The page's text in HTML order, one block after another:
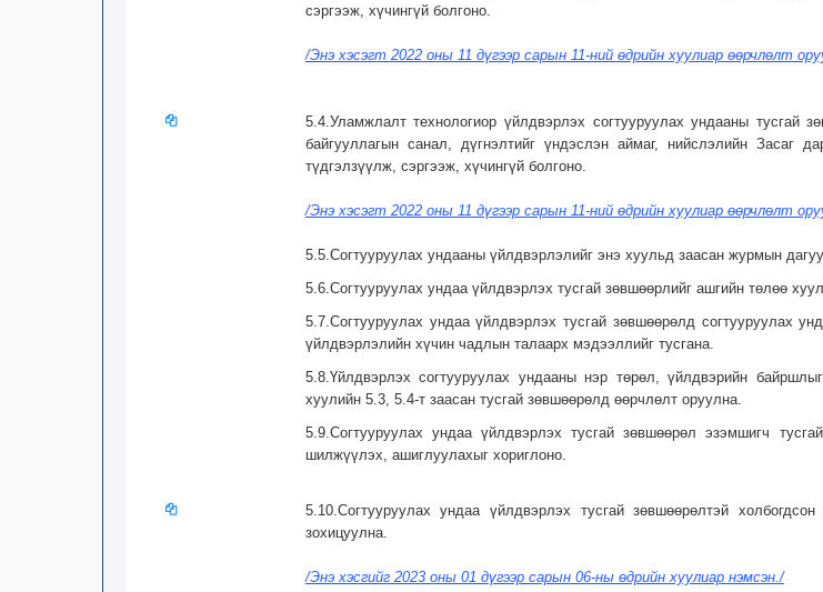
сэргээж, хүчингүй болгоно.
/Энэ хэсэгт 2022 оны 11 дүгээр сарын 11-ний өдрийн хуулиар өөрчлөлт
5.4.Уламжлалт технологиор үйлдвэрлэх согтууруулах ундааны тусгай
байгууллагын санал, дүгнэлтийг үндэслэн аймаг, нийслэлийн Засаг
түдгэлзүүлж, сэргээж, хүчингүй болгоно.
/Энэ хэсэгт 2022 оны 11 дүгээр сарын 11-ний өдрийн хуулиар өөрчлөлт
5.5.Согтууруулах ундааны үйлдвэрлэлийг энэ хуульд заасан журмын
5.6.Согтууруулах ундаа үйлдвэрлэх тусгай зөвшөөрлийг ашгийн төлөө
5.7.Согтууруулах ундаа үйлдвэрлэх тусгай зөвшөөрөлд согтууруулах
үйлдвэрлэлийн хүчин чадлын талаарх мэдээллийг тусгана.
5.8.Үйлдвэрлэх согтууруулах ундааны нэр төрөл, үйлдвэрийн
хуулийн 5.3, 5.4-т заасан тусгай зөвшөөрөлд өөрчлөлт оруулна.
5.9.Согтууруулах ундаа үйлдвэрлэх тусгай зөвшөөрөл эзэмшигч
шилжүүлэх, ашиглуулахыг хориглоно.
5.10.Согтууруулах ундаа үйлдвэрлэх тусгай зөвшөөрөлтэй
зохицуулна.
/Энэ хэсгийг 2023 оны 01 дүгээр сарын 06-ны өдрийн хуулиар нэмсэн./